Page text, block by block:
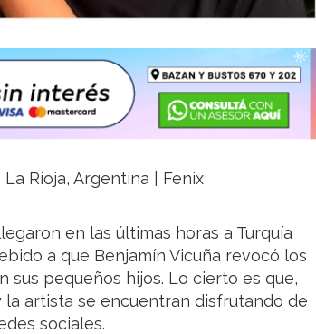
Rioja, Argentina | Fenix
en las últimas horas a Turquía
a que Benjamín Vicuña revocó los
sus pequeños hijos. Lo cierto es que,
artista se encuentran disfrutando de
sociales.